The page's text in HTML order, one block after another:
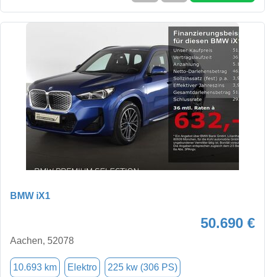
BMW iX1
50.690 €
Aachen, 52078
10.693 km Elektro 225 kw (306 PS)